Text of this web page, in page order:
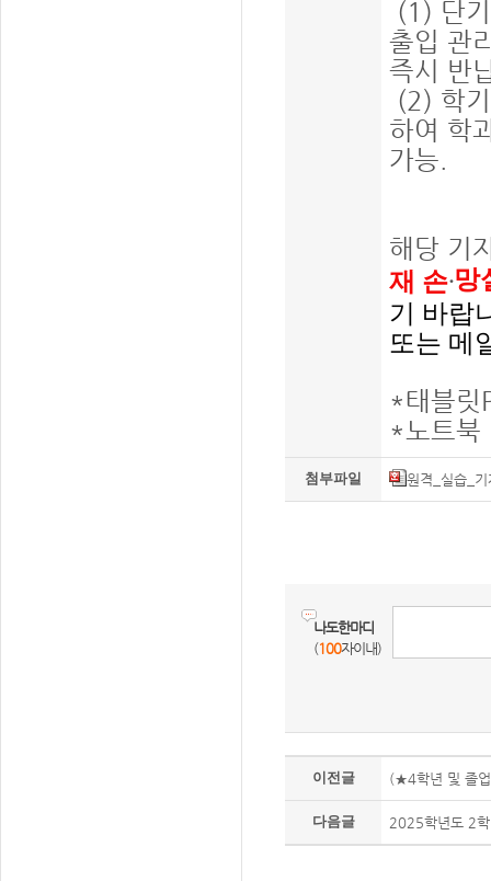
(1) 단
출입 관
즉시 반
(2) 학
하여 학
가능.
해당 기
재 손·망
기 바랍
또는 메
*태블릿
*노트북
첨부파일 원격_실습_
나도한마디
(100자이내)
이전글 (★4학년 및 졸
다음글 2025학년도 2